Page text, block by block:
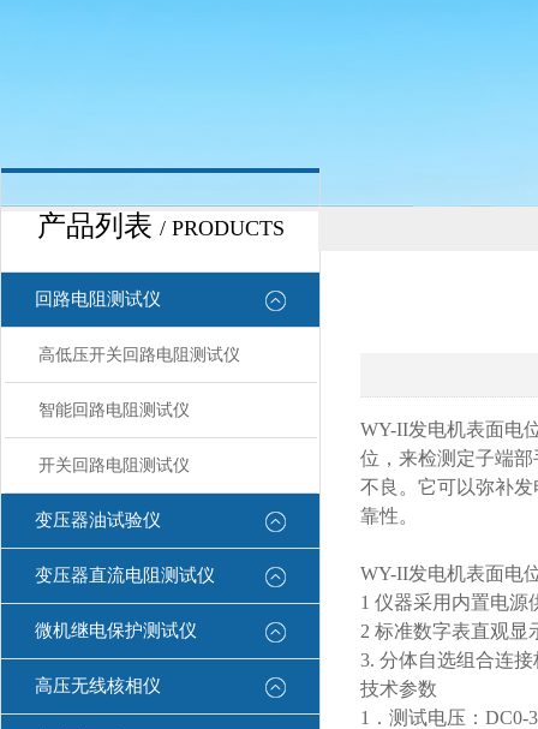
产品列表 / PRODUCTS
回路电阻测试仪
高低压开关回路电阻测试仪
智能回路电阻测试仪
开关回路电阻测试仪
变压器油试验仪
变压器直流电阻测试仪
微机继电保护测试仪
高压无线核相仪
WY-II发电机表面电
位，来检测定子端
不良。它可以弥补
靠性。
WY-II发电机表面电
1 仪器采用内置电
2 标准数字表直观
3. 分体自选组合连
技术参数
1．测试电压：DC0-